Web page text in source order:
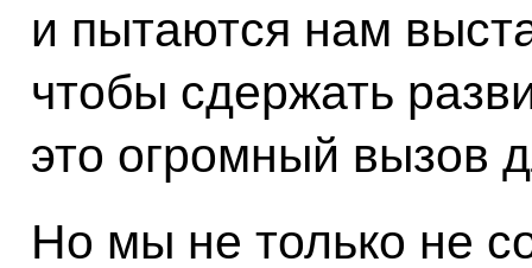
и пытаются нам
чтобы сдержать
это огромный вызов
Но мы не только не